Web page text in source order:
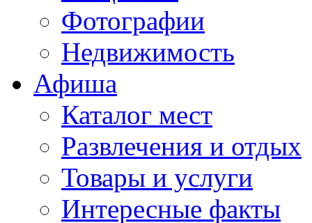
Фотографии
Недвижимость
Афиша
Каталог мест
Развлечения и отдых
Товары и услуги
Интересные факты